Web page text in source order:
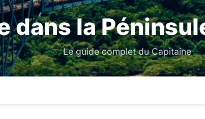
dans la
Le guide complet du Capitaine